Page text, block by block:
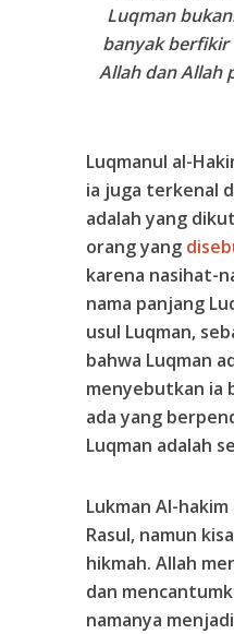
Luqman
banyak
Allah dan Allah
Luqmanul al-
ia juga terkenal
adalah yang
orang yang
karena nasihat-
nama panjang
usul Luqman,
bahwa Luqman
menyebutkan ia
ada yang
Luqman adalah
Lukman Al-
Rasul, namun
hikmah. Allah
dan
namanya